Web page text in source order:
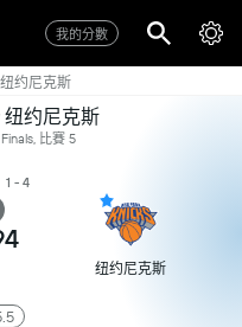
我的分數
约尼克斯
约尼克斯
比賽 5
1 - 4
纽约尼克斯